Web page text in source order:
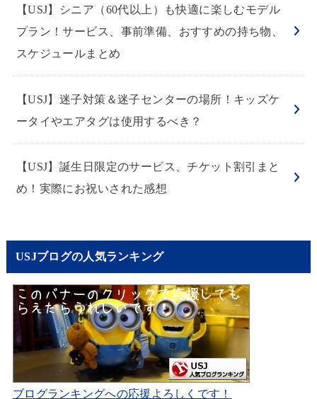
【USJ】シニア（60代以上）も快適に楽しむモデル
プラン！サービス、事前準備、おすすめの持ち物、
スケジュールまとめ
【USJ】迷子対策＆迷子センターの場所！キッズケ
ータイやエアタグは使用するべき？
【USJ】誕生日限定のサービス、チケット割引まと
め！実際にお祝いされた感想
USJブログの人気ランキング
ブログランキングへの応援よろしくです！